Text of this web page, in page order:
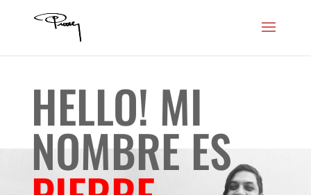
HELLO! MI
NOMBRE ES